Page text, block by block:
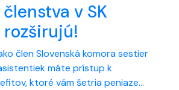
v SK
rozširujú!
člen Slovenská komora sestier
máte prístup k
ktoré vám šetria peniaze...